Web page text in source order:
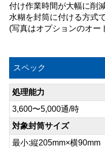
付け作業時間が大幅に削
水糊を封筒に付ける方式
(写真はオプションのオー
スペック
処理能力
3,600〜5,000通/時
対象封筒サイズ
最小:縦205mm×横90mm